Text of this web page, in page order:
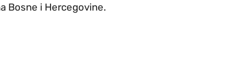
Bosne i Hercegovine.